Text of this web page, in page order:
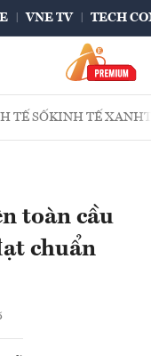
VNE TV TECH
TẾ SỐKINH TẾ XANH
toàn cầu
chuẩn